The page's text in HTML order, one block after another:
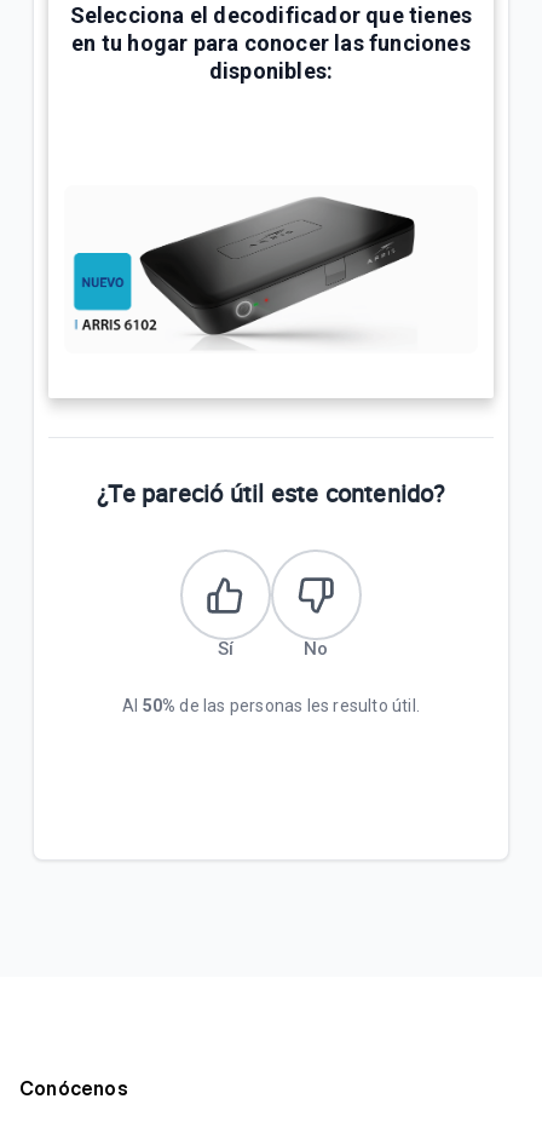
Selecciona el decodificador que tienes
en tu hogar para conocer las funciones
disponibles:
¿Te pareció útil este contenido?
Sí No
Al 50% de las personas les resulto útil.
Conócenos